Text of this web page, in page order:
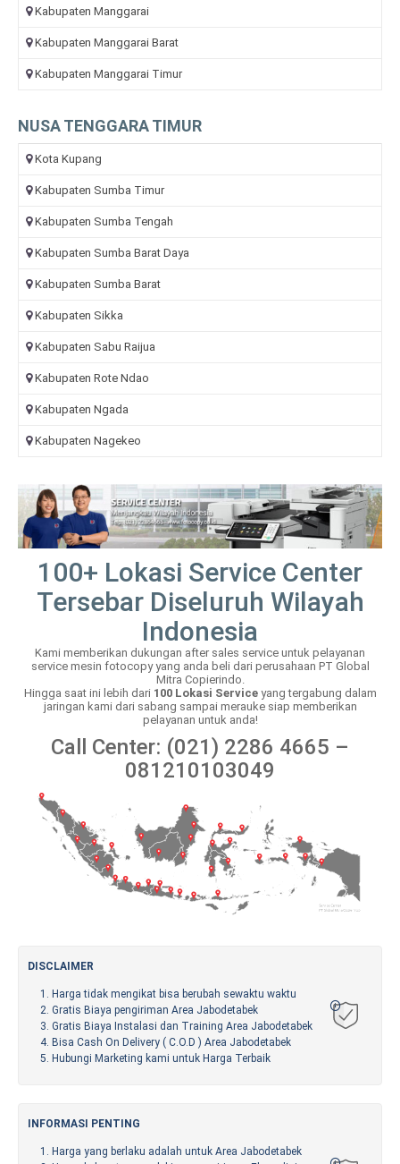
Kabupaten Manggarai
Kabupaten Manggarai Barat
Kabupaten Manggarai Timur
NUSA TENGGARA TIMUR
Kota Kupang
Kabupaten Sumba Timur
Kabupaten Sumba Tengah
Kabupaten Sumba Barat Daya
Kabupaten Sumba Barat
Kabupaten Sikka
Kabupaten Sabu Raijua
Kabupaten Rote Ndao
Kabupaten Ngada
Kabupaten Nagekeo
100+ Lokasi Service Center
Tersebar Diseluruh Wilayah
Indonesia
Kami memberikan dukungan after sales service untuk pelayanan
service mesin fotocopy yang anda beli dari perusahaan PT Global
Mitra Copierindo.
Hingga saat ini lebih dari 100 Lokasi Serviceyang tergabung dalam
jaringan kami dari sabang sampai merauke siap memberikan
pelayanan untuk anda!
Call Center: (021) 2286 4665 –
081210103049
DISCLAIMER
Harga tidak mengikat bisa berubah sewaktu waktu
Gratis Biaya pengiriman Area Jabodetabek
Gratis Biaya Instalasi dan Training Area Jabodetabek
Bisa Cash On Delivery ( C.O.D ) Area Jabodetabek
Hubungi Marketing kami untuk Harga Terbaik
INFORMASI PENTING
Harga yang berlaku adalah untuk Area Jabodetabek